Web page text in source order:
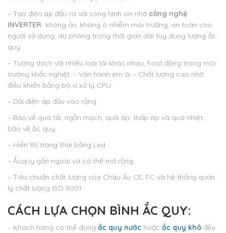
– Tạo điện áp đầu ra với sóng hình sin nhờ công nghệ
INVERTER không ồn, không ô nhiễm môi trường, an toàn cho
người sử dụng, dự phòng trong thời gian dài tùy dung lượng ắc
quy.
– Tương thích với nhiều loại tải khác nhau, hoạt động trong môi
trường khắc nghiệt. – Vận hành êm ái – Chất lượng cao nhờ
điều khiển bằng bộ vi xử lý CPU
– Dải điện áp đầu vào rộng
– Bảo về quá tải, ngắn mạch, quá áp, thấp áp và quá nhiệt,
bảo vệ ắc quy
– Hiển thị trạng thái bằng Led
– Ắcquy gắn ngoài và có thể mở rộng.
– Tiêu chuẩn chất lượng của Châu Âu CE, FC và hệ thống quản
lý chất lượng ISO 9001.
CÁCH LỰA CHỌN BÌNH ẮC QUY:
– Khách hàng có thể dùng ắc quy nước hoặc ắc quy khô đều